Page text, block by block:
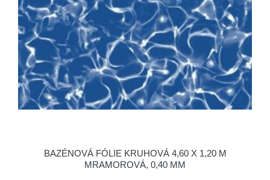
BAZÉNOVÁ FÓLIE KRUHOVÁ 4,60 X 1,20 M
MRAMOROVÁ, 0,40 MM